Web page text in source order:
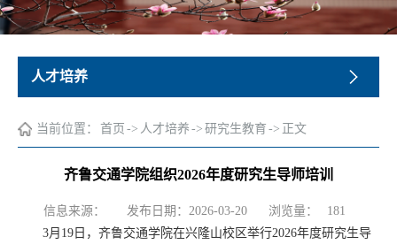
人才培养
当前位置： 首页 -> 人才培养 -> 研究生教育 -> 正文
齐鲁交通学院组织2026年度研究生导师培训
信息来源： 发布日期：2026-03-20 浏览量：
181
3月19日，齐鲁交通学院在兴隆山校区举行2026年度研究生导